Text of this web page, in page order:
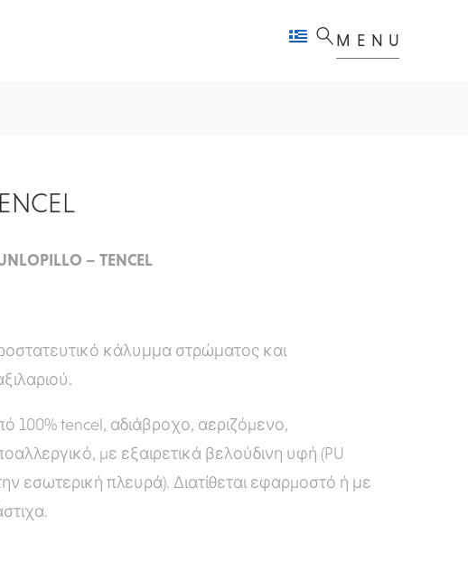
MENU
– TENCEL
κάλυμμα στρώματος και
100% tencel, αδιάβροχο, αεριζόµενο,
µε εξαιρετικά βελούδινη υφή (PU
εσωτερική πλευρά). ∆ιατίθεται εφαρµοστό ή με